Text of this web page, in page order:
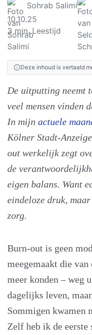
Sohrab Salimi
10.10.25
3min. Leestijd
Deze inhoud is vertaald
De uitputting neemt
veel mensen vinden
In mijn actuele
Kölner Stadt-
out werkelijk zegt
de
eigen balans. Want
eindeloze druk,
zorg.
Burn-out is geen
meegemaakt die van
meer konden – weg
dagelijks leven,
Sommigen kwamen
Zelf heb ik de